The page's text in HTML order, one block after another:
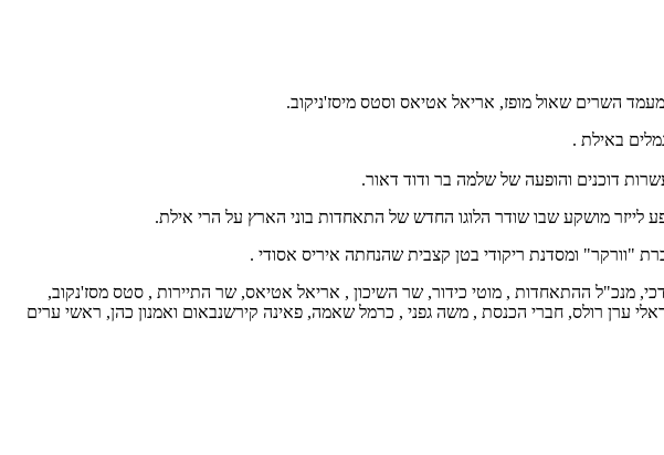
באילת .
דוכנים והופעה של שלמה בר ודוד דאור.
מושקע שבו שודר הלוגו החדש של התאחדות בוני הארץ על הרי אילת.
"וורקר" ומסדנת ריקודי בטן קצבית שהנחתה איריס אסודי .
מנכ"ל ההתאחדות , מוטי כידור, שר השיכון , אריאל אטיאס, שר התיירות , סטס מסז'נקוב,
ערן רולס, חברי הכנסת , משה גפני , כרמל שאמה, פאינה קירשנבאום ואמנון כהן, ראשי ערים